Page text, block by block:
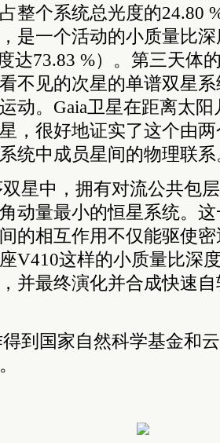
整个系统总光度的24.80
是一个活动的小质量比
达73.83 %）。第三天体
不见的次星的单谱双星
动。Gaia卫星在距离太
，很好地证实了这个由
统中成员星间的物理联系
星中，拥有对流公共包
动量最小的恒星系统。
的相互作用不仅能驱使
V410这样的小质量比深
并最终演化并合成快速
到国家自然科学基金和